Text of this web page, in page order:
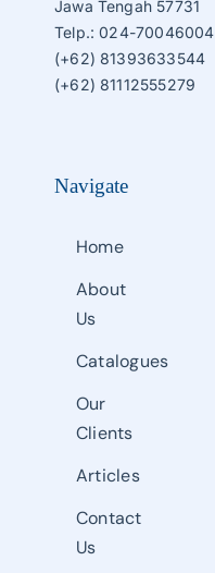
Navigate
Home
About
Us
Catalogues
Our
Clients
Articles
Contact
Us
Jawa Tengah 57731
Telp.: 024-70046004
(+62) 81393633544
(+62) 81112555279